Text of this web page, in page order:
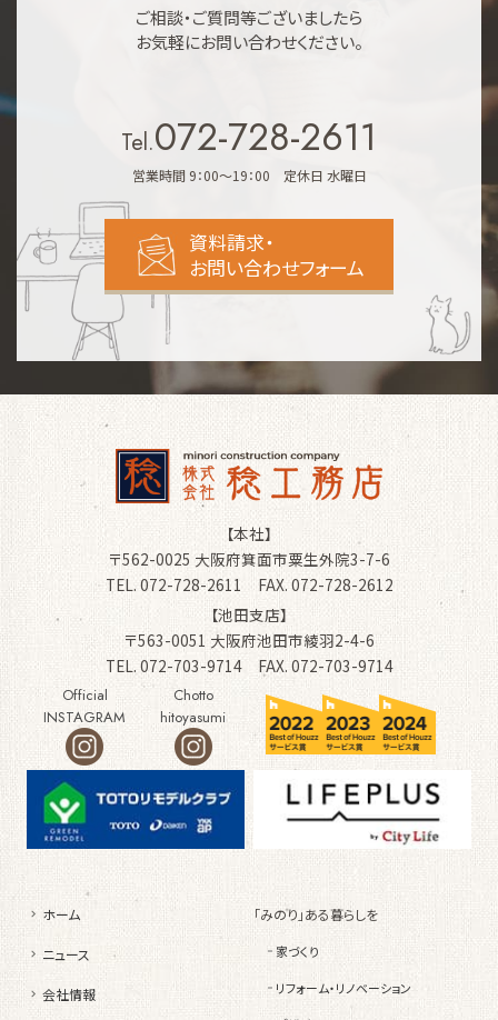
ご相談・ご質問等ございましたら
お気軽にお問い合わせください。
Tel.072-728-2611
営業時間 9：00～19：00 定休日 水曜日
資料請求・
お問い合わせフォーム
【本社】
〒562-0025 大阪府箕面市粟生外院3-7-6
TEL. 072-728-2611 FAX. 072-728-2612
【池田支店】
〒563-0051 大阪府池田市綾羽2-4-6
TEL. 072-703-9714 FAX. 072-703-9714
Official
INSTAGRAM
Chotto
hitoyasumi
ホーム
ニュース
会社情報
「みのり」ある暮らしを
家づくり
リフォーム・リノベーション